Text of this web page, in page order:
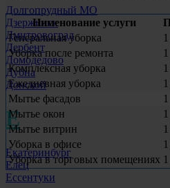
Долгопрудный МО
Дзержинск
Дмитровоград
Дербент
Домодедово
Дубна
Донской
Е
Екатеринбург
Елец
Ессентуки
Нименование услуги
Генеральная уборка
Уборка после ремонта
Комплексная уборка
Ежедневная уборка
Мытье фасадов
Мытье окон
Мытье витрин
Уборка в офисе
Уборка в торговых помещениях